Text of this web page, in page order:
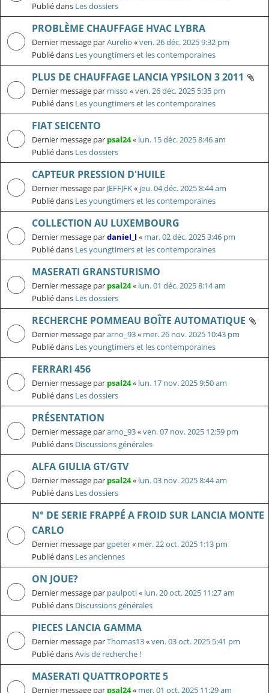
Publié dans Les dossiers
PROBLÈME CHAUFFAGE HVAC LYBRA
Dernier message parAurelio «ven. 26 déc. 2025 9:32 pm
Publié dans Les youngtimers et les contemporaines
PLUS DE CHAUFFAGE LANCIA YPSILON 3 2011
Dernier message par misso «ven. 26 déc. 2025 5:35 pm
Publié dans Les youngtimers et les contemporaines
FIAT SEICENTO
Dernier message par psal24« lun. 15 déc. 2025 8:46 am
Publié dans Les dossiers
CAPTEUR PRESSION D'HUILE
Dernier message par JEFFJFK« jeu. 04 déc. 2025 8:44 am
Publié dans Les youngtimers et les contemporaines
COLLECTION AU LUXEMBOURG
Dernier message pardaniel_l « mar. 02 déc. 2025 3:46 pm
Publié dans Les youngtimers et les contemporaines
MASERATI GRANSTURISMO
Dernier message par psal24« lun. 01 déc. 2025 8:14 am
Publié dans Les dossiers
RECHERCHE POMMEAU BOÎTE AUTOMATIQUE
Dernier message pararno_93« mer. 26 nov. 2025 10:43 pm
Publié dans Les youngtimers et les contemporaines
FERRARI 456
Dernier message par psal24« lun. 17 nov. 2025 9:50 am
Publié dans Les dossiers
PRÉSENTATION
Dernier message pararno_93«ven. 07 nov. 2025 12:59 pm
Publié dans Discussions générales
ALFA GIULIA GT/GTV
Dernier message par psal24« lun. 03 nov. 2025 8:44 am
Publié dans Les dossiers
N° DE SERIE FRAPPÉ A FROID SUR LANCIA MONTE
CARLO
Dernier message pargpeter« mer. 22 oct. 2025 1:13 pm
Publié dans Les anciennes
ON JOUE?
Dernier message par paulpoti« lun. 20 oct. 2025 11:27 am
Publié dans Discussions générales
PIECES LANCIA GAMMA
Dernier message parThomas13«ven. 03 oct. 2025 5:41 pm
Publié dansAvis de recherche !
MASERATI QUATTROPORTE 5
Dernier message par psal24« mer. 01 oct. 2025 11:29 am